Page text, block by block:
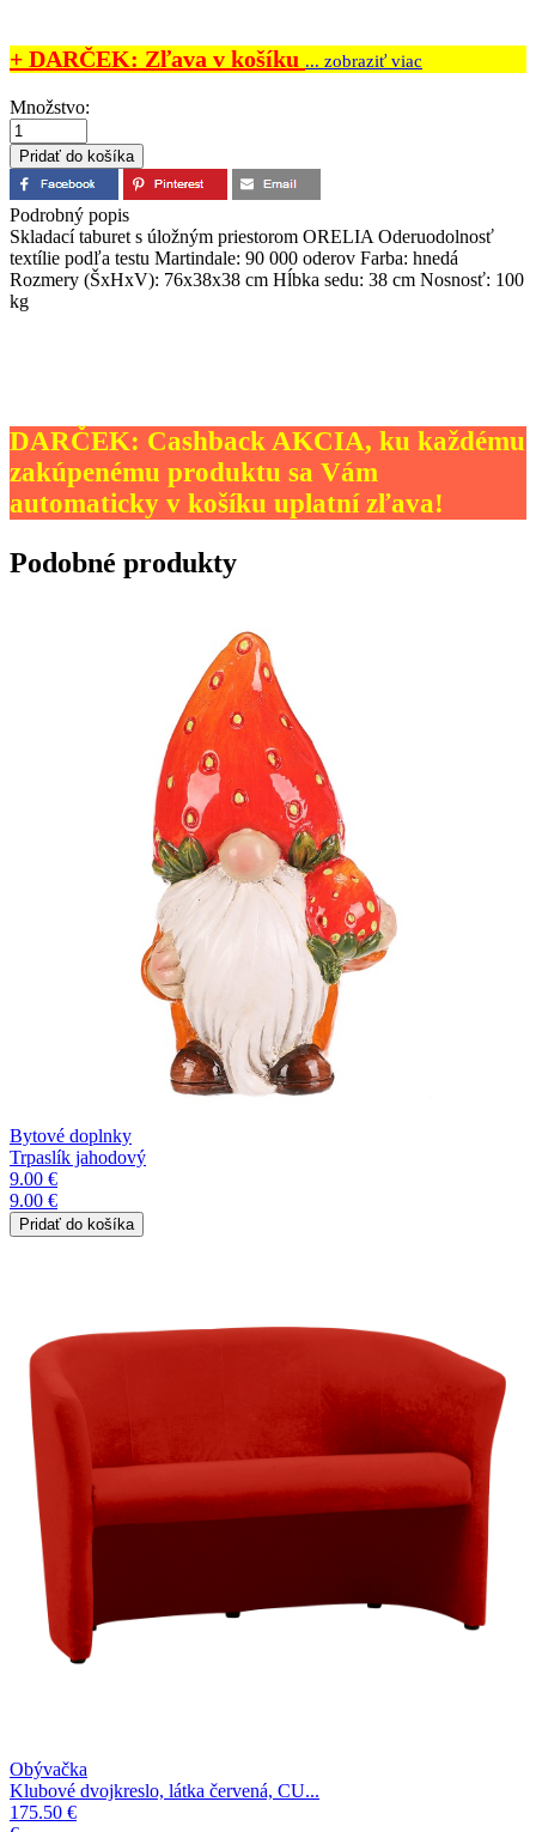
+ DARČEK: Zľava v košíku ... zobraziť viac
Množstvo:
Podrobný popis
Skladací taburet s úložným priestorom ORELIA Oderuodolnosť
textílie podľa testu Martindale: 90 000 oderov Farba: hnedá
Rozmery (ŠxHxV): 76x38x38 cm Hĺbka sedu: 38 cm Nosnosť: 100
kg
DARČEK: Cashback AKCIA, ku každému
zakúpenému produktu sa Vám
automaticky v košíku uplatní zľava!
Podobné produkty
Bytové doplnky
Trpaslík jahodový
9.00 €
9.00 €
Obývačka
Klubové dvojkreslo, látka červená, CU...
175.50 €